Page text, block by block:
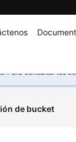
Para consultar los
de bucket